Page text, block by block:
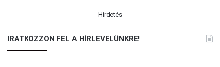
.
Hirdetés
IRATKOZZON FEL A HÍRLEVELÜNKRE!